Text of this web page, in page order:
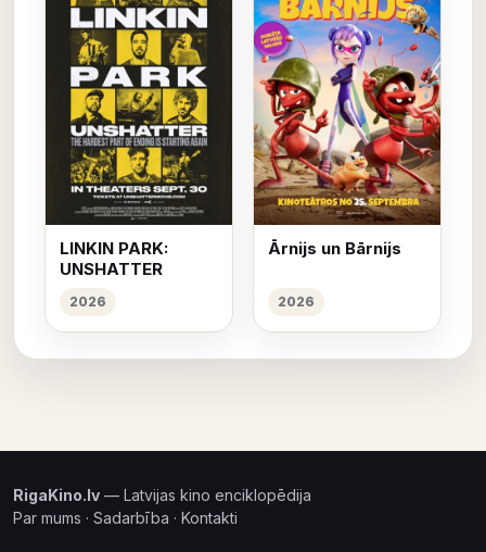
LINKIN PARK:
UNSHATTER
2026
Ārnijs un Bārnijs
2026
RigaKino.lv — Latvijas kino enciklopēdija
Par mums · Sadarbība · Kontakti